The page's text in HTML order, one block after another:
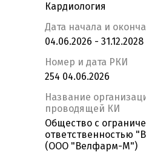
Кардиология
Дата начала и
04.06.2026 - 31.12.2028
Номер и дата РКИ
254 04.06.2026
Название
проводящей КИ
Общество с
ответственностью
(ООО "Велфарм-М")